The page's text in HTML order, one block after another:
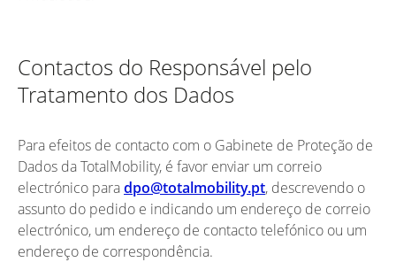
Contactos do Responsável pelo
Tratamento dos Dados
Para efeitos de contacto com o Gabinete de Proteção de
Dados da TotalMobility, é favor enviar um correio
electrónico paradpo@totalmobility.pt, descrevendo o
assunto do pedido e indicando um endereço de correio
electrónico, um endereço de contacto telefónico ou um
endereço de correspondência.